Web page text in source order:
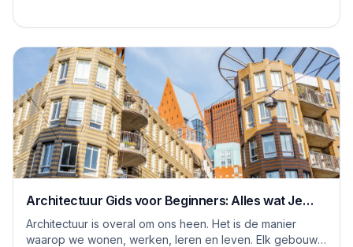
Architectuur Gids voor Beginners: Alles wat Je
Moet Weten
Architectuur is overal om ons heen. Het is de manier
waarop we wonen, werken, leren en leven. Elk gebouw